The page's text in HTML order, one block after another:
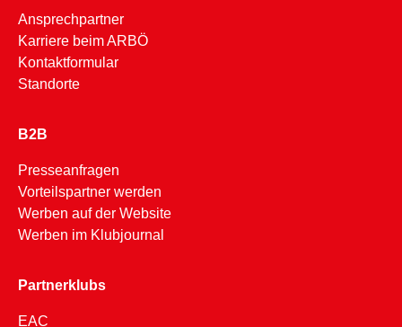
Ansprechpartner
Karriere beim ARBÖ
Kontaktformular
Standorte
B2B
Presseanfragen
Vorteilspartner werden
Werben auf der Website
Werben im Klubjournal
Partnerklubs
EAC